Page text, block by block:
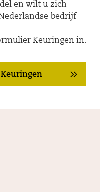
en wilt u zich
bedrijf
Keuringen in.